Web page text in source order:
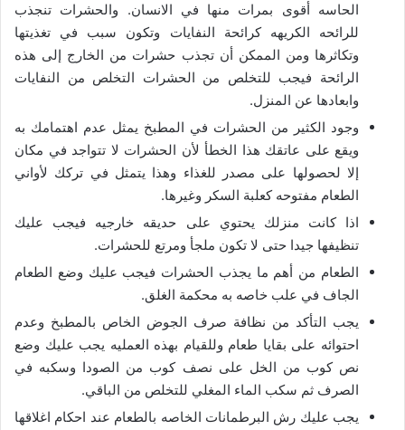
الحاسه أقوى بمرات منها في الانسان. والحشرات تنجذب
للرائحه الكريهه كرائحة النفايات وتكون سبب في تغذيتها
وتكاثرها ومن الممكن أن تجذب حشرات من الخارج إلى هذه
الرائحة فيجب للتخلص من الحشرات التخلص من النفايات
وابعادها عن المنزل.
وجود الكثير من الحشرات في المطبخ يمثل عدم اهتمامك به
ويقع على عاتقك هذا الخطأ لأن الحشرات لا تتواجد في مكان
إلا لحصولها على مصدر للغذاء وهذا يتمثل في تركك لأواني
الطعام مفتوحه كعلبة السكر وغيرها.
اذا كانت منزلك يحتوي على حديقه خارجيه فيجب عليك
تنظيفها جيدا حتى لا تكون ملجأ ومرتع للحشرات.
الطعام من أهم ما يجذب الحشرات فيجب عليك وضع الطعام
الجاف في علب خاصه به محكمة الغلق.
يجب التأكد من نظافة صرف الجوض الخاص بالمطبخ وعدم
احتوائه على بقايا طعام وللقيام بهذه العمليه يجب عليك وضع
نص كوب من الخل على نصف كوب من الصودا وسكبه في
الصرف ثم سكب الماء المغلي للتخلص من الباقي.
يجب عليك رش البرطمانات الخاصه بالطعام عند احكام اغلاقها